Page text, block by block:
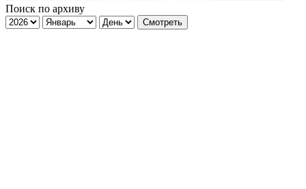
Поиск по архиву
Смотреть